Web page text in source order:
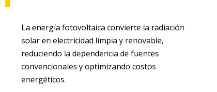
La energía fotovoltaica convierte la radiación
solar en electricidad limpia y renovable,
reduciendo la dependencia de fuentes
convencionales y optimizando costos
energéticos.